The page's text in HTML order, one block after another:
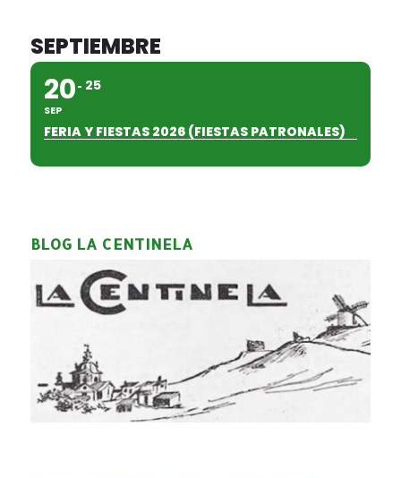
SEPTIEMBRE
20
SEP
25
FERIA Y FIESTAS 2026 (FIESTAS PATRONALES)
BLOG LA CENTINELA